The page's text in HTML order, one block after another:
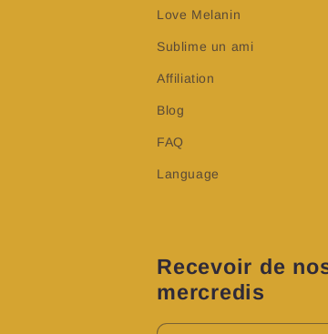
Love Melanin
Sublime un ami
Affiliation
Blog
FAQ
Language
Recevoir de
mercredis